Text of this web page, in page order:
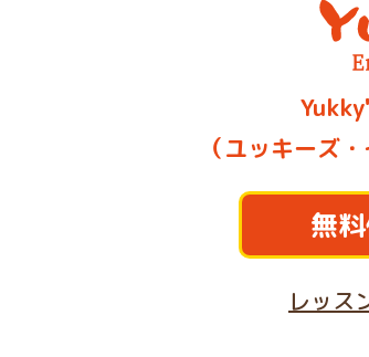
（ユッキーズ
無
レッス